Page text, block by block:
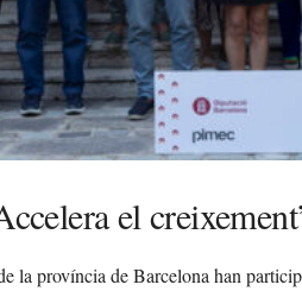
el
la província de Barcelona han